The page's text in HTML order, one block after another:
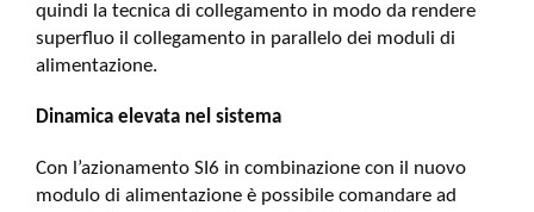
quindi la tecnica di collegamento in modo da rendere
superfluo il collegamento in parallelo dei moduli di
alimentazione.
Dinamica elevata nel sistema
Con l’azionamento SI6 in combinazione con il nuovo
modulo di alimentazione è possibile comandare ad